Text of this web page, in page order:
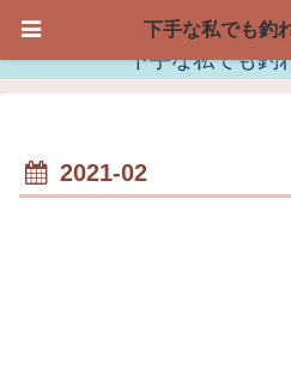
下手な私でも釣
2021-02
下手な私でも釣